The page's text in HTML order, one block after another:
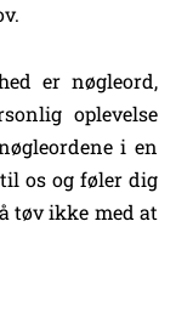
er nøgleord,
oplevelse
i en
os og føler dig
tøv ikke med at